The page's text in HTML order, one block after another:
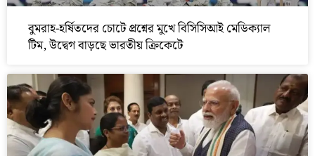
বুমরাহ-হর্ষিতদের চোটে প্রশ্নের মুখে বিসিসিআই মেডিক্যাল
টিম, উদ্বেগ বাড়ছে ভারতীয় ক্রিকেটে